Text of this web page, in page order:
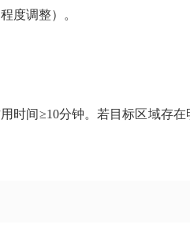
度调整）。
时间≥10分钟。若目标区域存